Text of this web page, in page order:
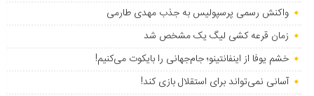
واکنش رسمی پرسپولیس به جذب مهدی طارمی
زمان قرعه کشی لیگ یک مشخص شد
خشم یوفا از اینفانتینو؛ جام‌جهانی را بایکوت می‌کنیم!
آسانی نمی‌تواند برای استقلال بازی کند!